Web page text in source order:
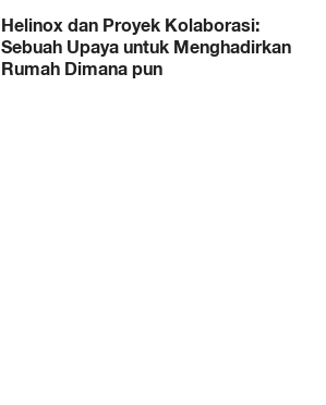
Helinox dan Proyek Kolaborasi:
Sebuah Upaya untuk Menghadirkan
Rumah Dimana pun